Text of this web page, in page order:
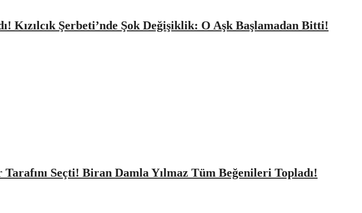
Kızılcık Şerbeti’nde Şok Değişiklik: O Aşk Başlamadan Bitti!
Seçti! Biran Damla Yılmaz Tüm Beğenileri Topladı!